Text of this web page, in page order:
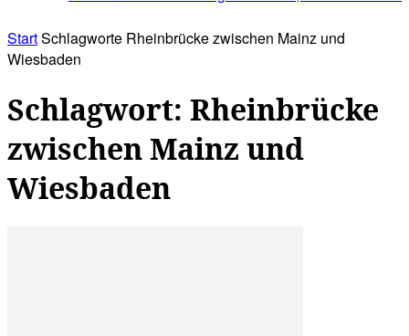
StartSchlagworte Rheinbrücke zwischen Mainz und
Wiesbaden
Schlagwort: Rheinbrücke
zwischen Mainz und
Wiesbaden